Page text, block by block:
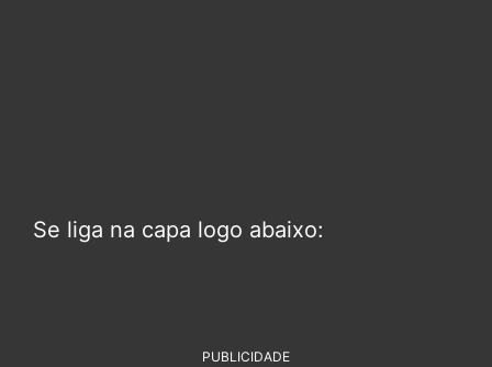
Se liga na capa logo abaixo:
PUBLICIDADE